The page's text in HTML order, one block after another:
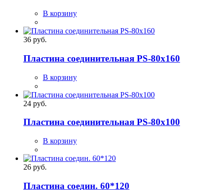
В корзину
36 руб.
Пластина соединительная PS-80x160
В корзину
24 руб.
Пластина соединительная PS-80x100
В корзину
26 руб.
Пластина соедин. 60*120